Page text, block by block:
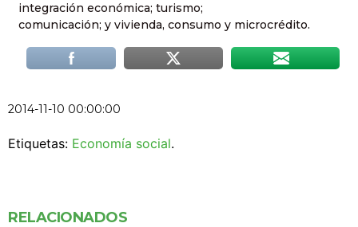
integración económica; turismo;
comunicación; y vivienda, consumo y microcrédito.
2014-11-10 00:00:00
Etiquetas: Economía social.
RELACIONADOS